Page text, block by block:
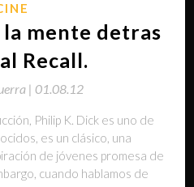
mente detras
Recall.
| 01.08.12
Philip K. Dick es uno de
es un clásico, una
de jóvenes promesa de
cuando hablamos de